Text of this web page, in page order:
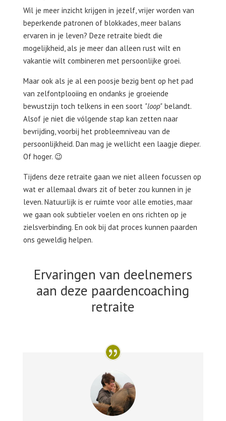
Wil je meer inzicht krijgen in jezelf, vrijer worden van
beperkende patronen of blokkades, meer balans
ervaren in je leven? Deze retraite biedt die
mogelijkheid, als je meer dan alleen rust wilt en
vakantie wilt combineren met persoonlijke groei.
Maar ook als je al een poosje bezig bent op het pad
van zelfontplooiing en ondanks je groeiende
bewustzijn toch telkens in een soort "loop"belandt.
Alsof je niet die vólgende stap kan zetten naar
bevrijding, voorbij het probleemniveau van de
persoonlijkheid. Dan mag je wellicht een laagje dieper.
Of hoger. 😉
Tijdens deze retraite gaan we niet alleen focussen op
wat er allemaal dwars zit of beter zou kunnen in je
leven. Natuurlijk is er ruimte voor alle emoties, maar
we gaan ook subtieler voelen en ons richten op je
zielsverbinding. En ook bij dat proces kunnen paarden
ons geweldig helpen.
Ervaringen van deelnemers
aan deze paardencoaching
retraite